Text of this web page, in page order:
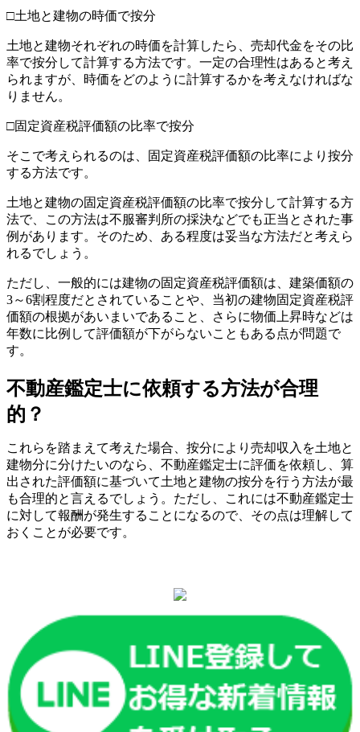
□土地と建物の時価で按分
土地と建物それぞれの時価を計算したら、売却代金をその比
率で按分して計算する方法です。一定の合理性はあると考え
られますが、時価をどのように計算するかを考えなければな
りません。
□固定資産税評価額の比率で按分
そこで考えられるのは、固定資産税評価額の比率により按分
する方法です。
土地と建物の固定資産税評価額の比率で按分して計算する方
法で、この方法は不服審判所の採決などでも正当とされた事
例があります。そのため、ある程度は妥当な方法だと考えら
れるでしょう。
ただし、一般的には建物の固定資産税評価額は、建築価額の
3～6割程度だとされていることや、当初の建物固定資産税評
価額の根拠があいまいであること、さらに物価上昇時などは
年数に比例して評価額が下がらないこともある点が問題で
す。
不動産鑑定士に依頼する方法が合理
的？
これらを踏まえて考えた場合、按分により売却収入を土地と
建物分に分けたいのなら、不動産鑑定士に評価を依頼し、算
出された評価額に基づいて土地と建物の按分を行う方法が最
も合理的と言えるでしょう。ただし、これには不動産鑑定士
に対して報酬が発生することになるので、その点は理解して
おくことが必要です。